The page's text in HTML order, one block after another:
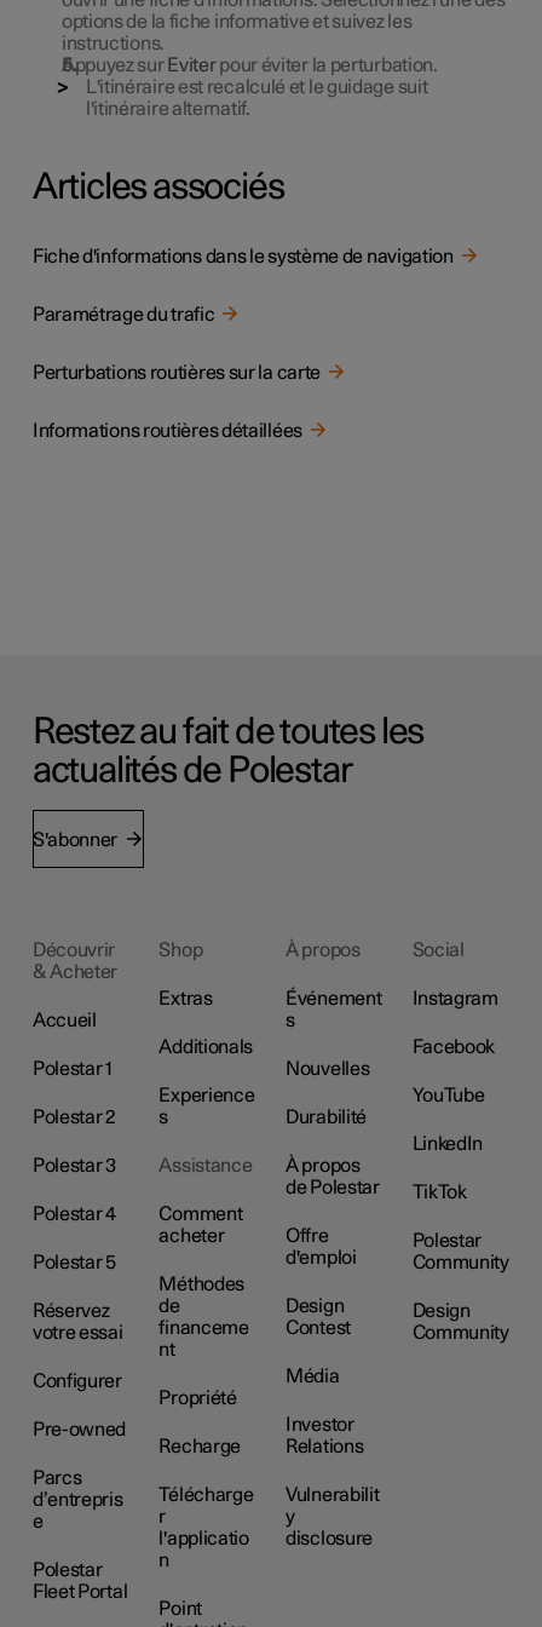
options de la fiche informative et suivez les
instructions.
Appuyez sur Eviterpour éviter la perturbation.
L'itinéraire est recalculé et le guidage suit
l'itinéraire alternatif.
Articles associés
Fiche d'informations dans le système de navigation
Paramétrage du trafic
Perturbations routières sur la carte
Informations routières détaillées
Restez au fait de toutes les
actualités de Polestar
S'abonner
Découvrir
& Acheter
Accueil
Polestar 1
Polestar 2
Polestar 3
Polestar 4
Polestar 5
Réservez
votre essai
Configurer
Pre-owned
Parcs
d’entrepris
e
Polestar
Fleet Portal
Shop
Extras
Additionals
Experience
s
Assistance
Comment
acheter
Méthodes
de
financeme
nt
Propriété
Recharge
Télécharge
r
l'applicatio
n
Point
À propos
Événement
s
Nouvelles
Durabilité
À propos
de Polestar
Offre
d'emploi
Design
Contest
Média
Investor
Relations
Vulnerabilit
y
disclosure
Social
Instagram
Facebook
YouTube
LinkedIn
TikTok
Polestar
Community
Design
Community